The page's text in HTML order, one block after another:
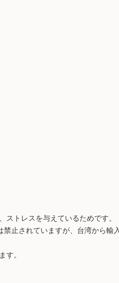
トレスを与えているためです。
止されていますが、台湾から輸
す。